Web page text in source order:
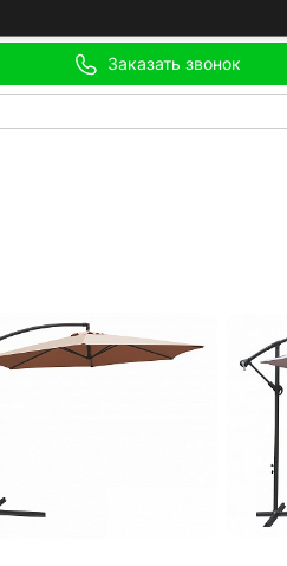
Заказать звонок